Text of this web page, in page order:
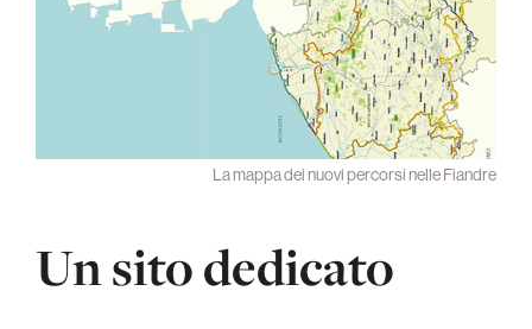
La mappa dei nuovi percorsi nelle Fiandre
Un sito dedicato